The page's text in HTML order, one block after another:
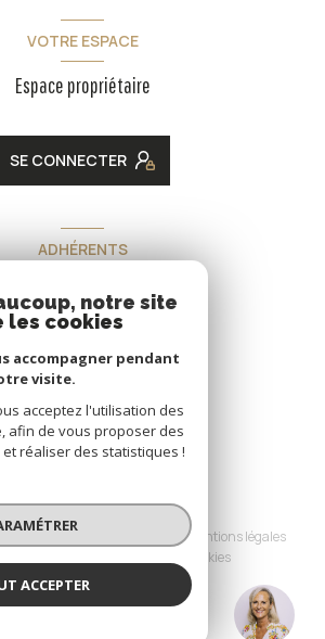
Isabelle DUFOREST JANIN
VOTRE ESPACE
Espace propriétaire
SE CONNECTER
ADHÉRENTS
Nous adhérons
2026 | Tous droits réservés
Nos partenaires
Mentions légales
Cookies
notre site
les cookies
accompagner pendant
visite.
acceptez l'utilisation des
afin de vous proposer des
réaliser des statistiques !
ACCEPTER